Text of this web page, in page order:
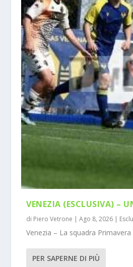
VENEZIA (ESCLUSIVA) –
di Piero Vetrone |Ago 8, 2026 |
Venezia – La squadra
PER SAPERNE DI PIÙ